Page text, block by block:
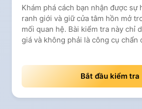
Khám phá cách bạn nhận được sự
ranh giới và giữ cửa tâm hồn mở
mối quan hệ. Bài kiểm tra này chỉ
giá và không phải là công cụ chẩn
Bắt đầu kiểm tra